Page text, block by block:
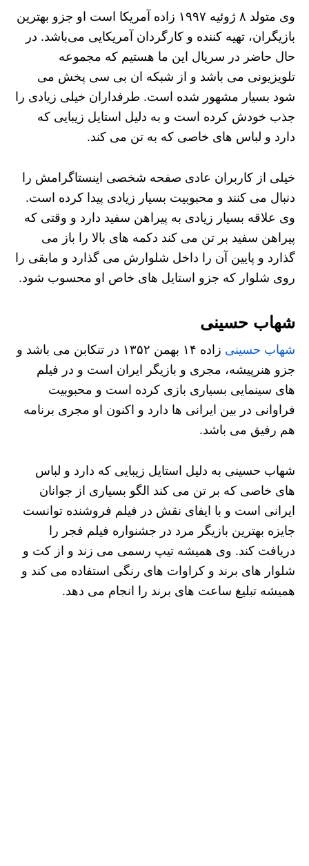
وی متولد ۸ ژوئیه ۱۹۹۷ زاده آمریکا است او جزو بهترین
بازیگران، تهیه کننده و کارگردان آمریکایی می‌باشد. در
حال حاضر در سریال این ما هستیم که مجموعه
تلویزیونی می باشد و از شبکه ان بی سی پخش می
شود بسیار مشهور شده است. طرفداران خیلی زیادی را
جذب خودش کرده است و به دلیل استایل زیبایی که
دارد و لباس های خاصی که به تن می کند.
خیلی از کاربران عادی صفحه شخصی اینستاگرامش را
دنبال می کنند و محبوبیت بسیار زیادی پیدا کرده است.
وی علاقه بسیار زیادی به پیراهن سفید دارد و وقتی که
پیراهن سفید بر تن می کند دکمه های بالا را باز می
گذارد و پایین آن را داخل شلوارش می گذارد و مابقی را
روی شلوار که جزو استایل های خاص او محسوب شود.
شهاب حسینی
شهاب حسینی
زاده ۱۴ بهمن ۱۳۵۲ در تنکابن می باشد و
جزو هنرپیشه، مجری و بازیگر ایران است و در فیلم
های سینمایی بسیاری بازی کرده است و محبوبیت
فراوانی در بین ایرانی‌ ها دارد و اکنون او مجری برنامه
هم رفیق می باشد.
شهاب حسینی به دلیل استایل زیبایی که دارد و لباس
های خاصی که بر تن می کند الگو بسیاری از جوانان
ایرانی است و با ایفای نقش در فیلم فروشنده توانست
جایزه بهترین بازیگر مرد در جشنواره فیلم فجر را
دریافت کند. وی همیشه تیپ رسمی می زند و از کت و
شلوار های برند و کراوات های رنگی استفاده می کند و
همیشه تبلیغ ساعت های برند را انجام می دهد.